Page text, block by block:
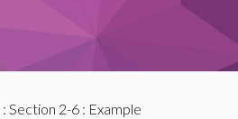
: Section 2-6: Example